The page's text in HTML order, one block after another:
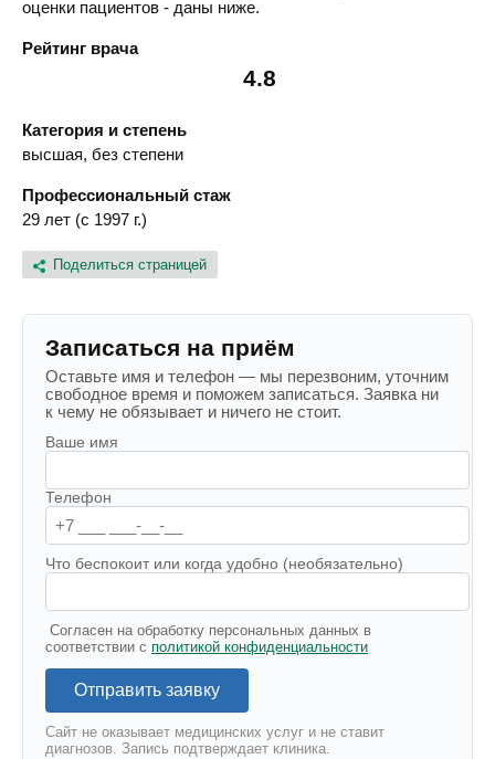
оценки пациентов - даны ниже.
Рейтинг врача
4.8
Категория и степень
высшая, без степени
Профессиональный стаж
29 лет (с 1997 г.)
Поделиться страницей
Записаться на приём
Оставьте имя и телефон — мы перезвоним, уточним
свободное время и поможем записаться. Заявка ни
к чему не обязывает и ничего не стоит.
Ваше имя
Телефон
Что беспокоит или когда удобно (необязательно)
Согласен на обработку персональных данных в
соответствии с политикой конфиденциальности
Отправить заявку
Сайт не оказывает медицинских услуг и не ставит
диагнозов. Запись подтверждает клиника.